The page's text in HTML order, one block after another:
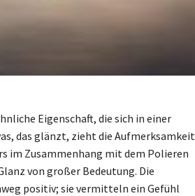
Eigenschaft, die sich in einer
das glänzt, zieht die Aufmerksamkeit
im Zusammenhang mit dem Polieren
von großer Bedeutung. Die
positiv; sie vermitteln ein Gefühl